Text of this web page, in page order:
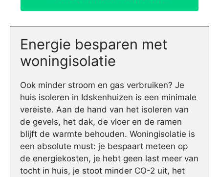
Energie besparen met
woningisolatie
Ook minder stroom en gas verbruiken? Je
huis isoleren in Idskenhuizen is een minimale
vereiste. Aan de hand van het isoleren van
de gevels, het dak, de vloer en de ramen
blijft de warmte behouden. Woningisolatie is
een absolute must: je bespaart meteen op
de energiekosten, je hebt geen last meer van
tocht in huis, je stoot minder CO-2 uit, het